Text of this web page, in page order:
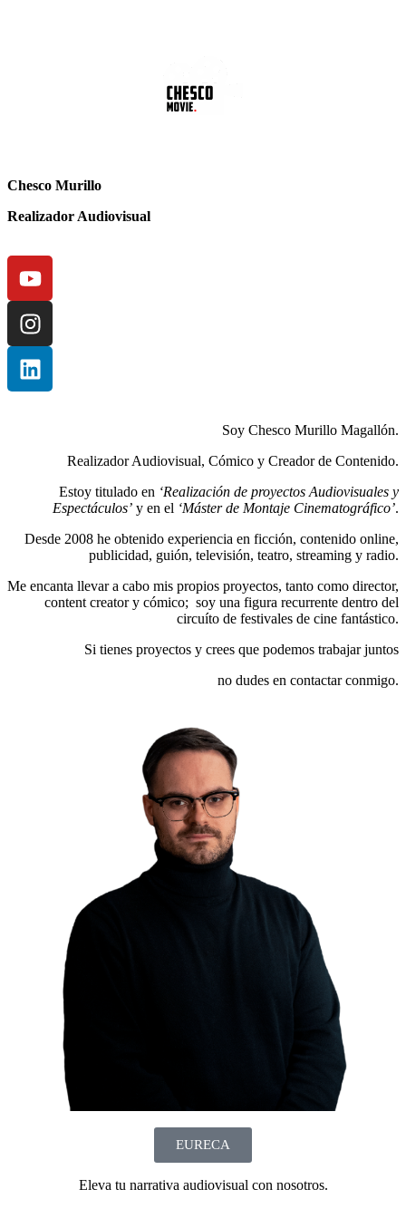
Chesco Murillo
Realizador Audiovisual
Soy Chesco Murillo Magallón.
Realizador Audiovisual, Cómico y Creador de Contenido.
Estoy titulado en ‘Realización de proyectos Audiovisuales y
Espectáculos’ y en el ‘Máster de Montaje Cinematográfico’.
Desde 2008 he obtenido experiencia en ficción, contenido online,
publicidad, guión, televisión, teatro, streaming y radio.
Me encanta llevar a cabo mis propios proyectos, tanto como director,
content creator y cómico; soy una figura recurrente dentro del
circuíto de festivales de cine fantástico.
Si tienes proyectos y crees que podemos trabajar juntos
no dudes en contactar conmigo.
EURECA
Eleva tu narrativa audiovisual con nosotros.